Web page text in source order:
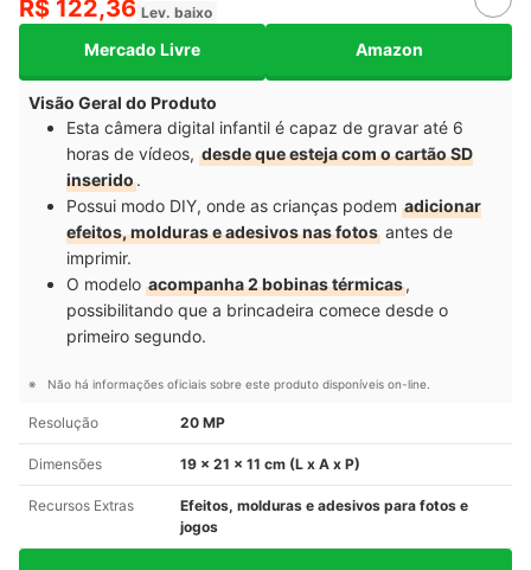
R$ 122,36 Lev. baixo
Mercado Livre Amazon
Visão Geral do Produto
Esta câmera digital infantil é capaz de gravar até 6
horas de vídeos, desde que esteja com o cartão SD
inserido.
Possui modo DIY, onde as crianças podem adicionar
efeitos, molduras e adesivos nas fotos antes de
imprimir.
O modelo acompanha 2 bobinas térmicas,
possibilitando que a brincadeira comece desde o
primeiro segundo.
Não há informações oficiais sobre este produto disponíveis on-line.
Resolução 20 MP
Dimensões 19 x 21 x 11 cm (L x A x P)
Recursos Extras
Efeitos, molduras e adesivos para fotos e
jogos